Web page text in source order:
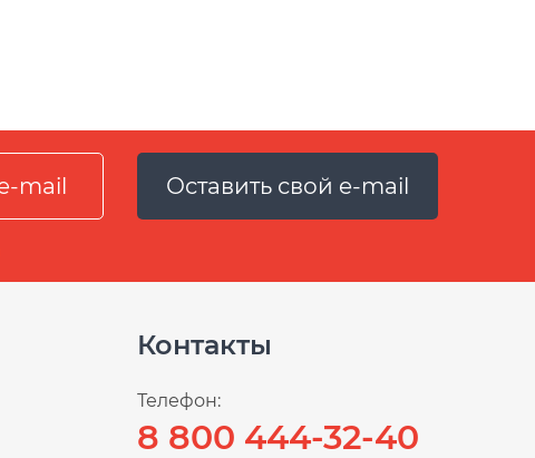
Оставить свой e-mail
Контакты
Телефон:
8 800 444-32-40